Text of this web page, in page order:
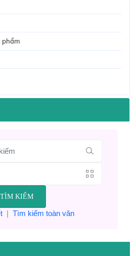
phẩm
TÌM KIẾM
| Tìm kiếm toàn văn